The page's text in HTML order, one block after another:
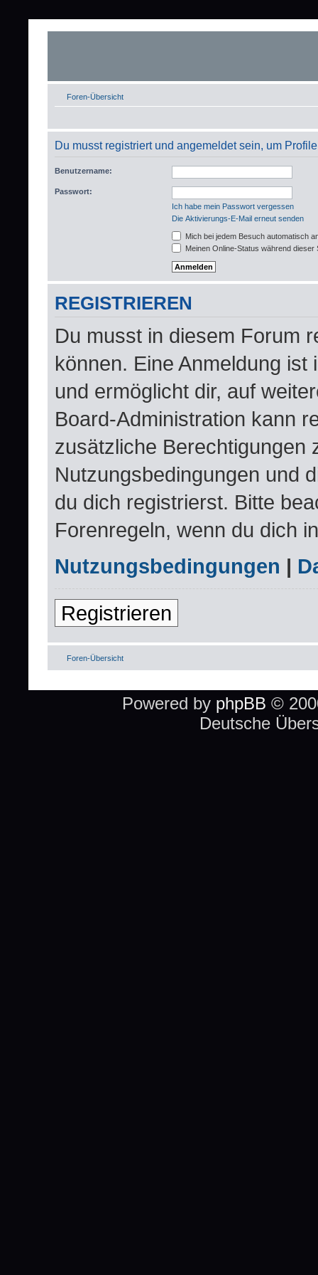
Foren-Übersicht
Du musst registriert und angemeldet sein, um
Benutzername:
Passwort:
Ich habe mein Passwort vergessen
Die Aktivierungs-E-Mail erneut senden
Mich bei jedem Besuch automatisch
Meinen Online-Status während dieser
REGISTRIEREN
Du musst in diesem Forum
können. Eine Anmeldung
und ermöglicht dir, auf
Board-Administration kann
zusätzliche Berechtigungen
Nutzungsbedingungen und
du dich registrierst. Bitte
Forenregeln, wenn du dich
Nutzungsbedingungen |
Registrieren
Foren-Übersicht
Powered by phpBB ©
Deutsche